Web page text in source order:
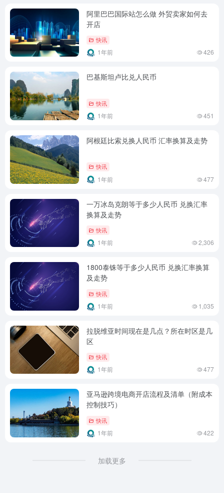
阿里巴巴国际站怎么做 外贸卖家如何去
开店
快讯
1年前 426
巴基斯坦卢比兑人民币
快讯
1年前 451
阿根廷比索兑换人民币 汇率换算及走势
快讯
1年前 477
一万冰岛克朗等于多少人民币 兑换汇率
换算及走势
快讯
1年前 2,306
1800泰铢等于多少人民币 兑换汇率换算
及走势
快讯
1年前 1,035
拉脱维亚时间现在是几点？所在时区是几
区
快讯
1年前 477
亚马逊跨境电商开店流程及清单（附成本
控制技巧）
快讯
1年前 422
加载更多